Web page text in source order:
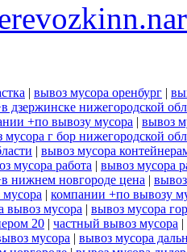
| вывоз мусора оренбург |
дзержинске нижегородской
+по вывозу мусора | вывоз
мусора г бор нижегородской
| вывоз мусора
мусора работа | вывоз мусора
нижнем новгороде цена |
| компании +по вывозу
вывоз мусора | вывоз мусора
20 | частный вывоз мусора |
мусора | вывоз мусора